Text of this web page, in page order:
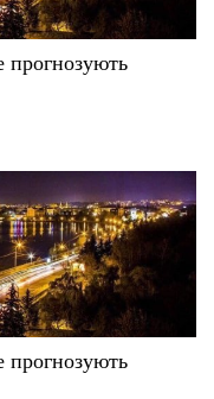
прогнозують
прогнозують